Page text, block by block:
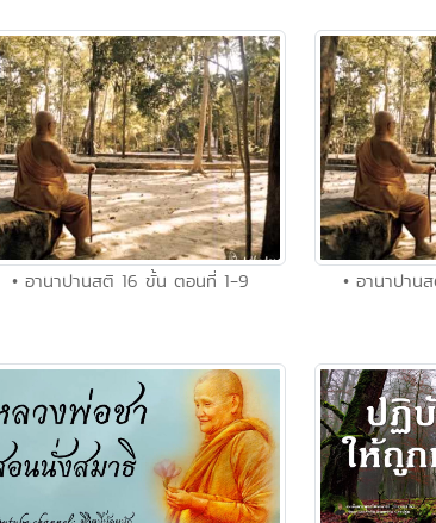
• อานาปานสติ 16 ขั้น ตอนที่ 1-9 • อานาปาน